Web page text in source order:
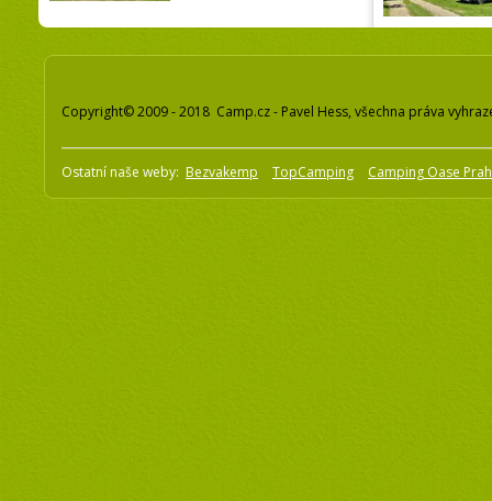
Copyright© 2009 - 2018 Camp.cz - Pavel Hess, všechna práva
Ostatní naše weby: Bezvakemp TopCamping Camping Oase